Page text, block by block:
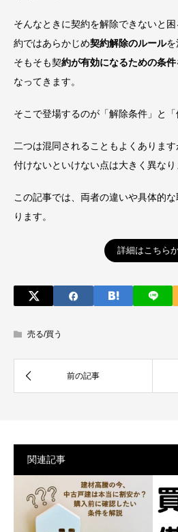
そんなときに契約を解除できないと
約ではあらかじめ契約解除のルールを
そもそも契約が有効になるための条件
なってきます。
そこで登場するのが「解除条件」と「
二つは混同されることもよくありま
付けないといけない点は大きく異なり
この記事では、両者の違いや具体的
ります。
詳細はこちら
売る/買う
関連記事